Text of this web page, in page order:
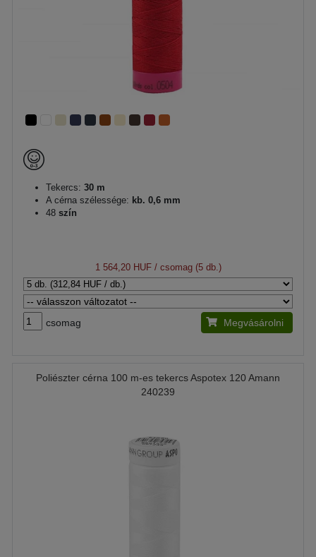
Tekercs: 30 m
A cérna szélessége: kb. 0,6 mm
48 szín
1 564,20 HUF/ csomag (5 db.)
csomag Megvásárolni
Poliészter cérna 100 m-es tekercs Aspotex 120 Amann
240239